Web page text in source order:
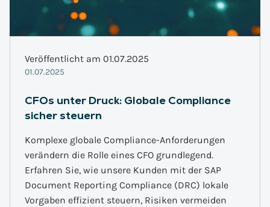
Veröffentlicht am 01.07.2025
01.07.2025
CFOs unter Druck: Globale Compliance
sicher steuern
Komplexe globale Compliance-Anforderungen
verändern die Rolle eines CFO grundlegend.
Erfahren Sie, wie unsere Kunden mit der SAP
Document Reporting Compliance (DRC) lokale
Vorgaben effizient steuern, Risiken vermeiden